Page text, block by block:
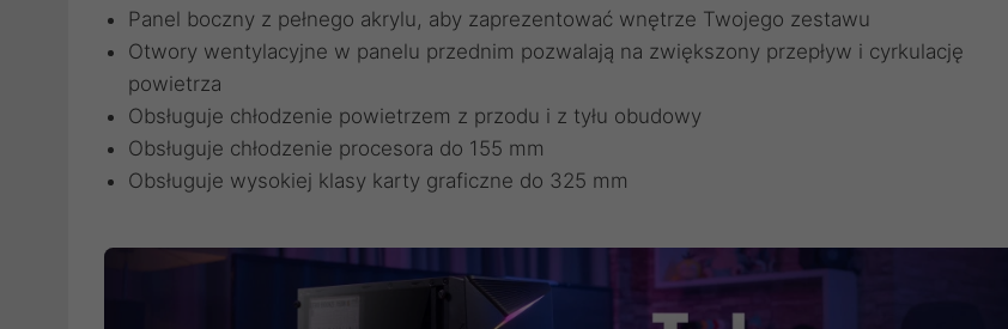
Panel boczny z pełnego akrylu, aby zaprezentować wnętrze Twojego zestawu
Otwory wentylacyjne w panelu przednim pozwalają na zwiększony przepływ i cyrkulację
powietrza
Obsługuje chłodzenie powietrzem z przodu i z tyłu obudowy
Obsługuje chłodzenie procesora do 155 mm
Obsługuje wysokiej klasy karty graficzne do 325 mm